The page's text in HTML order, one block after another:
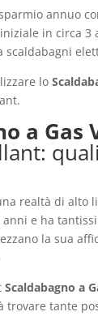
annuo
in circa 3
lo
a Gas
realtà di alto
e ha
la sua
Scaldabagno a
trovare tante